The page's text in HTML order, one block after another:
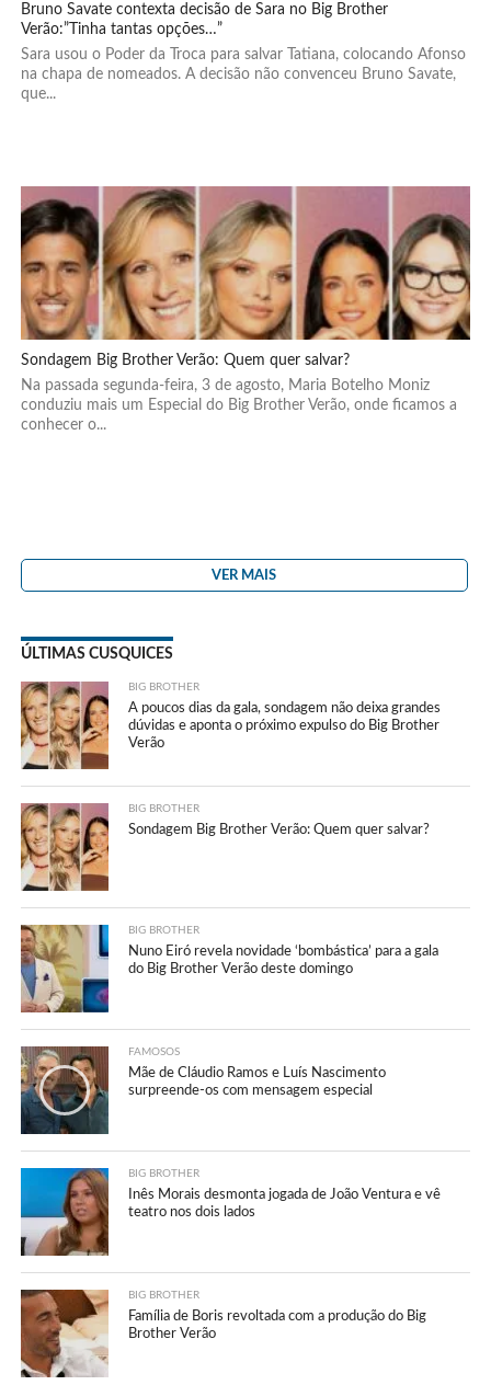
Bruno Savate contexta decisão de Sara no Big Brother
Verão:”Tinha tantas opções…”
Sara usou o Poder da Troca para salvar Tatiana, colocando Afonso
na chapa de nomeados. A decisão não convenceu Bruno Savate,
que...
Sondagem Big Brother Verão: Quem quer salvar?
Na passada segunda-feira, 3 de agosto, Maria Botelho Moniz
conduziu mais um Especial do Big Brother Verão, onde ficamos a
conhecer o...
VER MAIS
ÚLTIMAS CUSQUICES
BIG BROTHER
A poucos dias da gala, sondagem não deixa grandes
dúvidas e aponta o próximo expulso do Big Brother
Verão
BIG BROTHER
Sondagem Big Brother Verão: Quem quer salvar?
BIG BROTHER
Nuno Eiró revela novidade ‘bombástica’ para a gala
do Big Brother Verão deste domingo
FAMOSOS
Mãe de Cláudio Ramos e Luís Nascimento
surpreende-os com mensagem especial
BIG BROTHER
Inês Morais desmonta jogada de João Ventura e vê
teatro nos dois lados
BIG BROTHER
Família de Boris revoltada com a produção do Big
Brother Verão